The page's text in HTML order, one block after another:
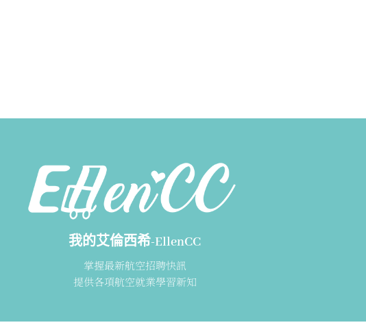
我的艾倫西希-EllenCC
掌握最新航空招聘快訊
提供各項航空就業學習新知